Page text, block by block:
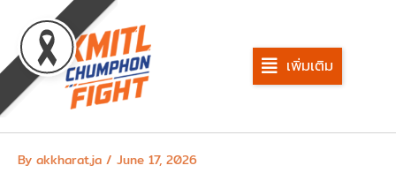
content
เพิ่มเติม
By akkharat.ja / June 17, 2026